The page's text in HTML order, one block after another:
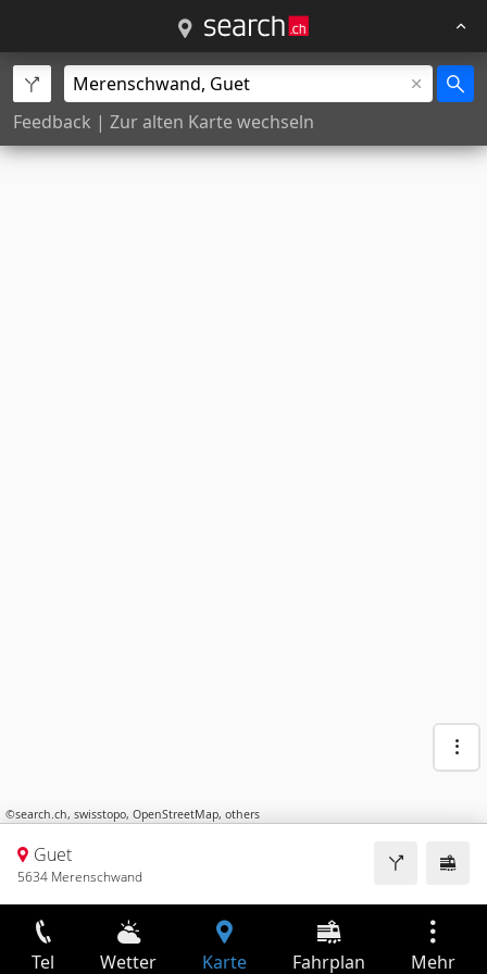
Feedback | Zur alten Karte wechseln
©search.ch, swisstopo, OpenStreetMap, others
Guet
5634 Merenschwand
Tel Wetter Karte Fahrplan Mehr